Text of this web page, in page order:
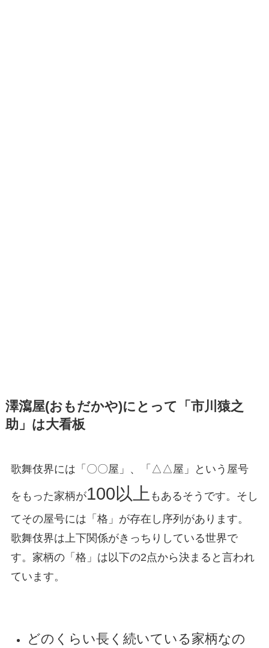
澤瀉屋(おもだかや)にとって「市川猿之
助」は大看板
歌舞伎界には「〇〇屋」、「△△屋」という屋号
をもった家柄が100以上 もあるそうです。そし
てその屋号には「格」が存在し序列があります。
歌舞伎界は上下関係がきっちりしている世界で
す。家柄の「格」は以下の2点から決まると言われ
ています。
どのくらい長く続いている家柄なの